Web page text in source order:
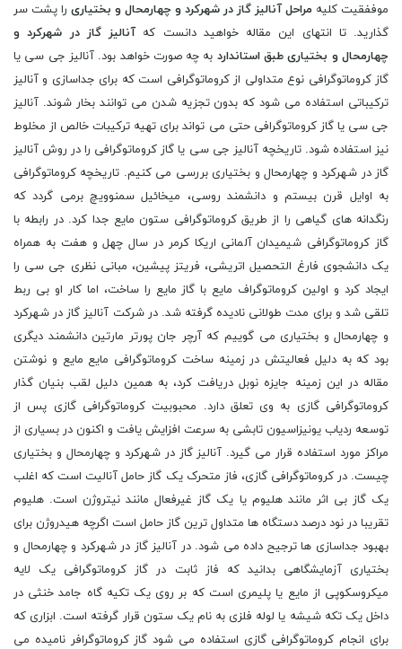
موففقیت کلیه مراحل آنالیز گاز در شهرکرد و چهارمحال و بختیاری را پشت سر
گذارید. تا انتهای این مقاله خواهید دانست کهآنالیز گاز در شهرکرد و
چهارمحال و بختیاری طبق استاندارد به چه صورت خواهد بود. آنالیز جی سی یا
گاز کروماتوگرافی نوع متداولی از کروماتوگرافی است که برای جداسازی و آنالیز
ترکیباتی استفاده می شود که بدون تجزیه شدن می توانند بخار شوند. آنالیز
جی سی یا گاز کروماتوگرافی حتی می تواند برای تهیه ترکیبات خالص از مخلوط
نیز استفاده شود. تاریخچه آنالیز جی سی یا گاز کروماتوگرافی را در روش آنالیز
گاز در شهرکرد و چهارمحال و بختیاری بررسی می کنیم. تاریخچه کروماتوگرافی
به اوایل قرن بیستم و دانشمند روسی، میخائیل سمنوویچ برمی گردد که
رنگدانه های گیاهی را از طریق کروماتوگرافی ستون مایع جدا کرد. در رابطه با
گاز کروماتوگرافی شیمیدان آلمانی اریکا کرمر در سال چهل و هفت به همراه
یک دانشجوی فارغ التحصیل اتریشی، فریتز پیشین، مبانی نظری جی سی را
ایجاد کرد و اولین کروماتوگراف مایع با گاز مایع را ساخت، اما کار او بی ربط
تلقی شد و برای مدت طولانی نادیده گرفته شد. در شرکت آنالیز گاز در شهرکرد
و چهارمحال و بختیاری می گوییم که آرچر جان پورتر مارتین دانشمند دیگری
بود که به دلیل فعالیتش در زمینه ساخت کروماتوگرافی مایع مایع و نوشتن
مقاله در این زمینه جایزه نوبل دریافت کرد، به همین دلیل لقب بنیان گذار
کروماتوگرافی گازی به وی تعلق دارد. محبوبیت کروماتوگرافی گازی پس از
توسعه ردیاب یونیزاسیون تابشی به سرعت افزایش یافت و اکنون در بسیاری از
مراکز مورد استفاده قرار می گیرد. آنالیز گاز در شهرکرد و چهارمحال و بختیاری
چیست. در کروماتوگرافی گازی، فاز متحرک یک گاز حامل آنالیت است که اغلب
یک گاز بی اثر مانند هلیوم یا یک گاز غیرفعال مانند نیتروژن است. هلیوم
تقریبا در نود درصد دستگاه ها متداول ترین گاز حامل است اگرچه هیدروژن برای
بهبود جداسازی ها ترجیح داده می شود. در آنالیز گاز در شهرکرد و چهارمحال و
بختیاری آزمایشگاهی بدانید که فاز ثابت در گاز کروماتوگرافی یک لایه
میکروسکوپی از مایع یا پلیمری است که بر روی یک تکیه گاه جامد خنثی در
داخل یک تکه شیشه یا لوله فلزی به نام یک ستون قرار گرفته است. ابزاری که
برای انجام کروماتوگرافی گازی استفاده می شود گاز کروماتوگرافر نامیده می